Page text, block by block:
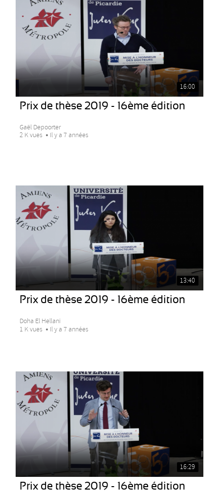
16:00
Prix de thèse 2019 - 16ème édition
Gaël Depoorter
2 K vues
Il y a 7 années
13:40
Prix de thèse 2019 - 16ème édition
Doha El Hellani
1 K vues
Il y a 7 années
16:29
Prix de thèse 2019 - 16ème édition